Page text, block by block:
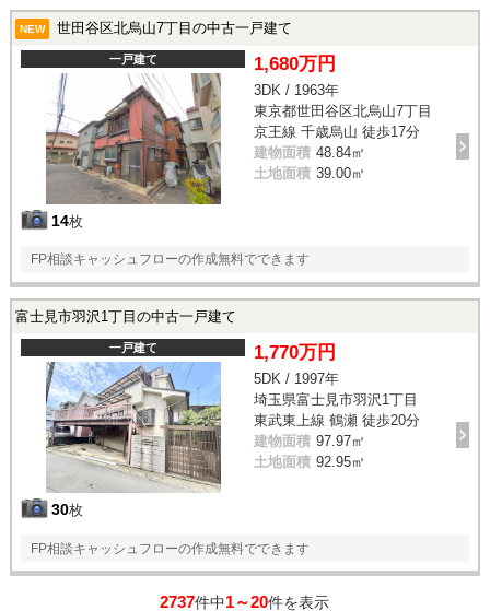
NEW 世田谷区北烏山7丁目の中古一戸建て
一戸建て
14枚
1,680万円
3DK / 1963年
東京都世田谷区北烏山7丁目
京王線 千歳烏山 徒歩17分
建物面積 48.84㎡
土地面積 39.00㎡
FP相談キャッシュフローの作成無料でできます
富士見市羽沢1丁目の中古一戸建て
一戸建て
30枚
1,770万円
5DK / 1997年
埼玉県富士見市羽沢1丁目
東武東上線 鶴瀬 徒歩20分
建物面積 97.97㎡
土地面積 92.95㎡
FP相談キャッシュフローの作成無料でできます
2737件中1～20件を表示